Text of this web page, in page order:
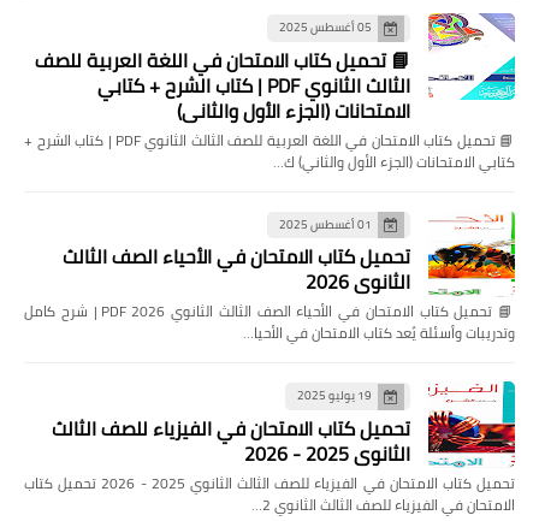
05 أغسطس 2025
📘 تحميل كتاب الامتحان في اللغة العربية للصف
الثالث الثانوي PDF | كتاب الشرح + كتابي
الامتحانات (الجزء الأول والثاني)
📘 تحميل كتاب الامتحان في اللغة العربية للصف الثالث الثانوي PDF | كتاب الشرح +
كتابي الامتحانات (الجزء الأول والثاني) ك…
01 أغسطس 2025
تحميل كتاب الامتحان في الأحياء الصف الثالث
الثانوي 2026
📘 تحميل كتاب الامتحان في الأحياء الصف الثالث الثانوي 2026 PDF | شرح كامل
وتدريبات وأسئلة يُعد كتاب الامتحان في الأحيا…
19 يوليو 2025
تحميل كتاب الامتحان في الفيزياء للصف الثالث
الثانوي 2025 - 2026
تحميل كتاب الامتحان في الفيزياء للصف الثالث الثانوي 2025 - 2026 تحميل كتاب
الامتحان في الفيزياء للصف الثالث الثانوي 2…